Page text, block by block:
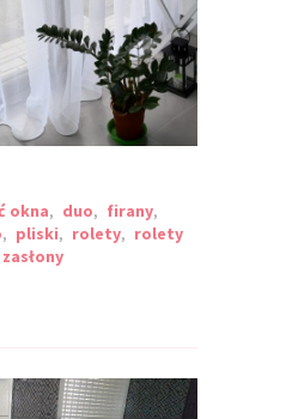
okna, duo, firany,
, pliski, rolety, rolety
zasłony